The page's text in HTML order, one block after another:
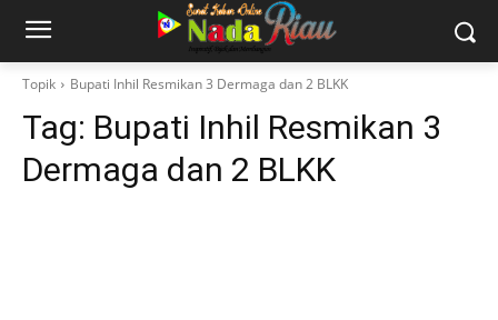
Topik Bupati Inhil Resmikan 3 Dermaga dan 2 BLKK
Tag: Bupati Inhil Resmikan 3
Dermaga dan 2 BLKK